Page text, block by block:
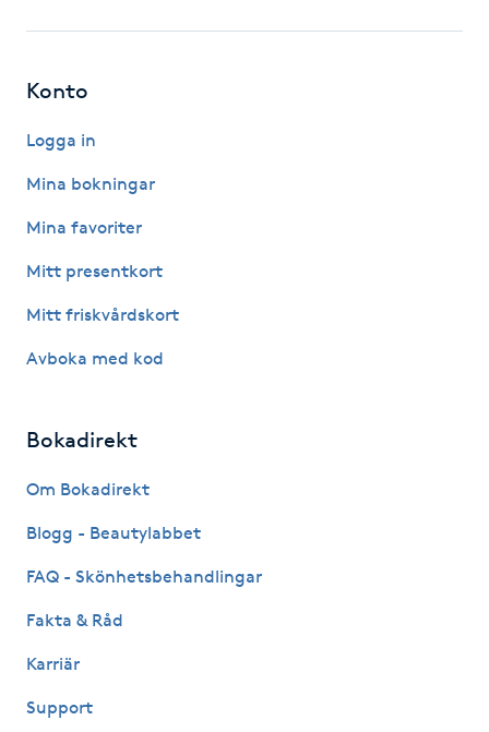
Fransförlängning
Fransförlängning Megavolym
Fransk manikyr
Fransrengöring
Friskvård
Frisör
Funktionsanalys
Konto
Logga in
Mina bokningar
Mina favoriter
Mitt presentkort
Mitt friskvårdskort
Avboka med kod
Bokadirekt
Om Bokadirekt
Blogg - Beautylabbet
FAQ - Skönhetsbehandlingar
Fakta & Råd
Karriär
Support